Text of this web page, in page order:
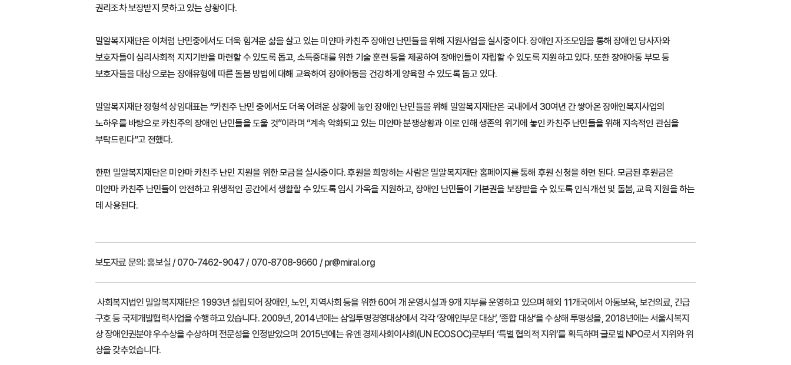
권리조차 보장받지 못하고 있는 상황이다.
밀알복지재단은 이처럼 난민중에서도 더욱 힘겨운 삶을 살고 있는 미얀마 카친주 장애인 난민들을 위해 지원사업을 실시중이다. 장애인 자조모임을 통해 장애인 당사자와
보호자들이 심리사회적 지지기반을 마련할 수 있도록 돕고, 소득증대를 위한 기술 훈련 등을 제공하여 장애인들이 자립할 수 있도록 지원하고 있다. 또한 장애아동 부모 등
보호자들을 대상으로는 장애유형에 따른 돌봄 방법에 대해 교육하여 장애아동을 건강하게 양육할 수 있도록 돕고 있다.
밀알복지재단 정형석 상임대표는 “카친주 난민 중에서도 더욱 어려운 상황에 놓인 장애인 난민들을 위해 밀알복지재단은 국내에서 30여년 간 쌓아온 장애인복지사업의
노하우를 바탕으로 카친주의 장애인 난민들을 도울 것”이라며 “계속 악화되고 있는 미얀마 분쟁상황과 이로 인해 생존의 위기에 놓인 카친주 난민들을 위해 지속적인 관심을
부탁드린다”고 전했다.
한편 밀알복지재단은 미얀마 카친주 난민 지원을 위한 모금을 실시중이다. 후원을 희망하는 사람은 밀알복지재단 홈페이지를 통해 후원 신청을 하면 된다. 모금된 후원금은
미얀마 카친주 난민들이 안전하고 위생적인 공간에서 생활할 수 있도록 임시 가옥을 지원하고, 장애인 난민들이 기본권을 보장받을 수 있도록 인식개선 및 돌봄, 교육 지원을 하는
데 사용된다.
보도자료 문의:홍보실 / 070-7462-9047 / 070-8708-9660 / pr@miral.org
사회복지법인 밀알복지재단은 1993년 설립되어 장애인, 노인, 지역사회 등을 위한 60여 개 운영시설과 9개 지부를 운영하고 있으며 해외 11개국에서 아동보육, 보건의료, 긴급
구호 등 국제개발협력사업을 수행하고 있습니다. 2009년, 2014년에는 삼일투명경영대상에서 각각 ‘장애인부문 대상’, ‘종합 대상’을 수상해 투명성을, 2018년에는 서울시복지
상 장애인권분야 우수상을 수상하며 전문성을 인정받았으며 2015년에는 유엔 경제사회이사회(UN ECOSOC)로부터 ‘특별 협의적 지위’를 획득하며 글로벌 NPO로서 지위와 위
상을 갖추었습니다.